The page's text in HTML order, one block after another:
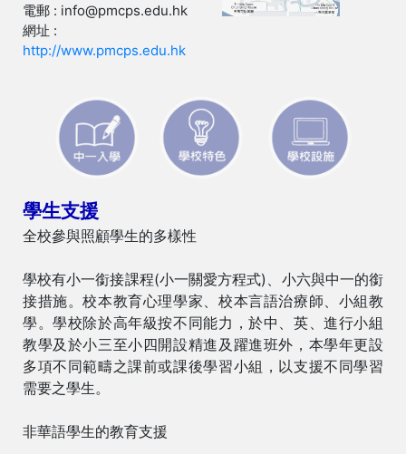
電郵 : info@pmcps.edu.hk
網址 :
http://www.pmcps.edu.hk
學生支援
全校參與照顧學生的多樣性
學校有小一銜接課程(小一關愛方程式)、小六與中一的銜
接措施。校本教育心理學家、校本言語治療師、小組教
學。學校除於高年級按不同能力，於中、英、進行小組
教學及於小三至小四開設精進及躍進班外，本學年更設
多項不同範疇之課前或課後學習小組，以支援不同學習
需要之學生。
非華語學生的教育支援